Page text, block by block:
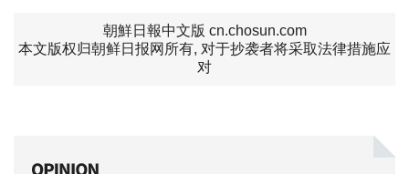
朝鮮日報中文版 cn.chosun.com
本文版权归朝鲜日报网所有, 对于抄袭者将采取法律措施应
对